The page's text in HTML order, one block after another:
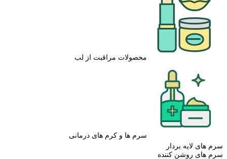
محصولات مراقبت از لب
سرم ها و کرم های درمانی
سرم های لایه بردار
سرم های روشن کننده